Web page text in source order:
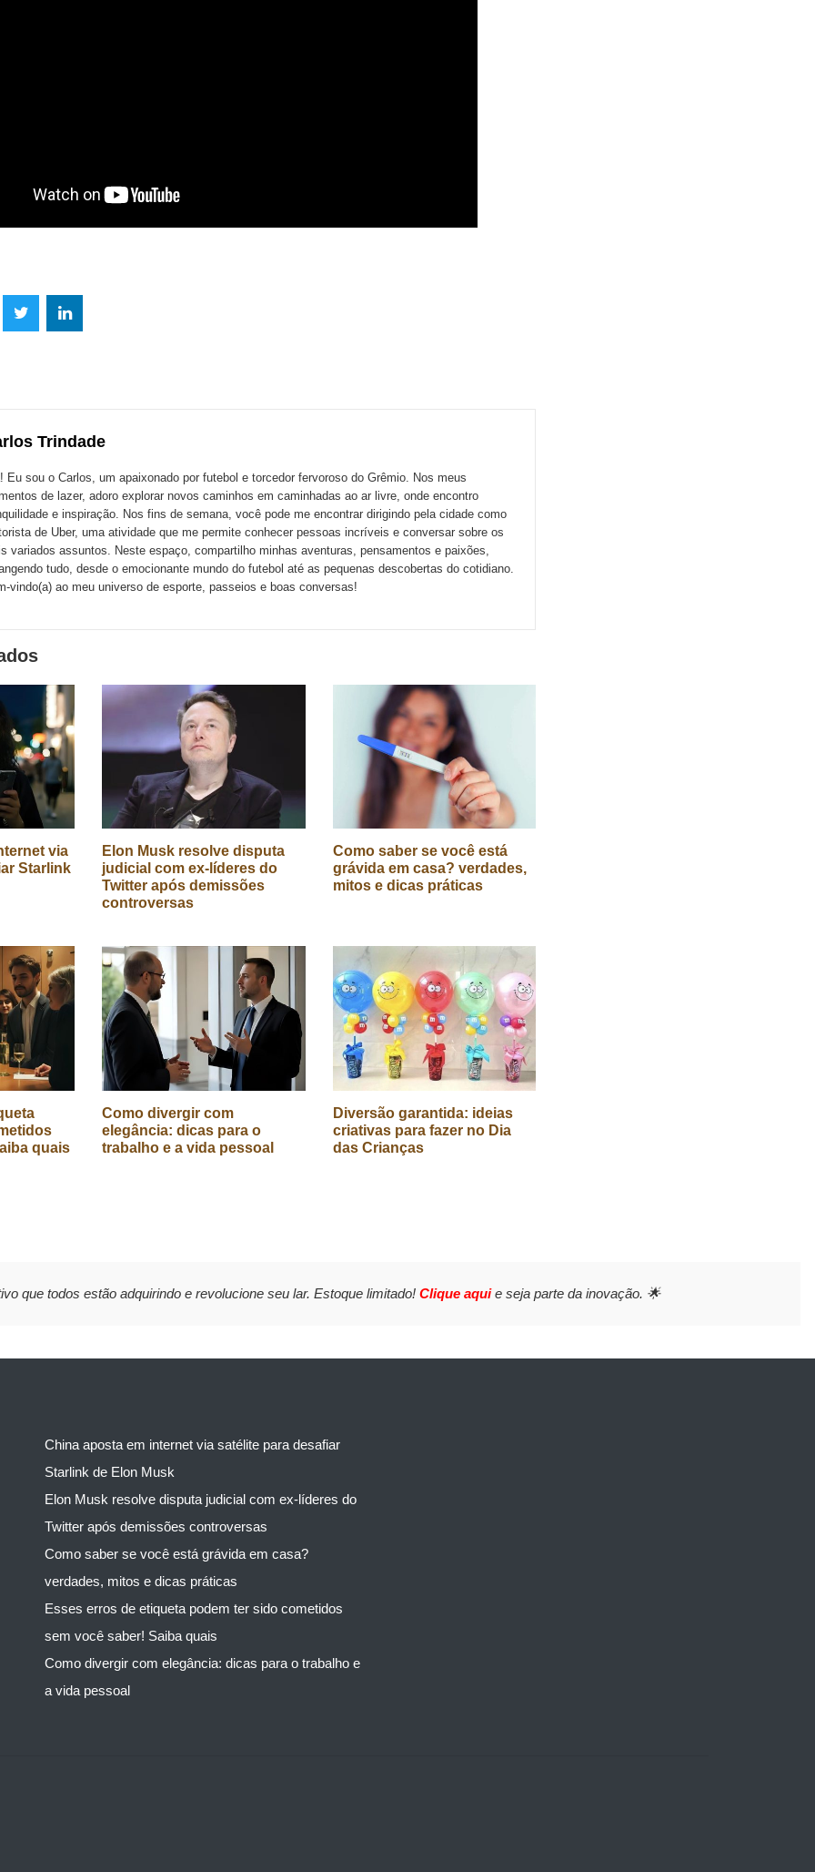
Trindade
Eu sou o Carlos, um apaixonado por futebol e torcedor fervoroso do Grêmio. Nos meus
de lazer, adoro explorar novos caminhos em caminhadas ao ar livre, onde encontro
e inspiração. Nos fins de semana, você pode me encontrar dirigindo pela cidade como
de Uber, uma atividade que me permite conhecer pessoas incríveis e conversar sobre os
variados assuntos. Neste espaço, compartilho minhas aventuras, pensamentos e paixões,
tudo, desde o emocionante mundo do futebol até as pequenas descobertas do cotidiano.
vindo(a) ao meu universo de esporte, passeios e boas conversas!
via
Starlink
Elon Musk resolve disputa
judicial com ex-líderes do
Twitter após demissões
controversas
Como saber se você está
grávida em casa? verdades,
mitos e dicas práticas
quais
Como divergir com
elegância: dicas para o
trabalho e a vida pessoal
Diversão garantida: ideias
criativas para fazer no Dia
das Crianças
que todos estão adquirindo e revolucione seu lar. Estoque limitado! Clique aquie seja parte da inovação. 🌟
China aposta em internet via satélite para desafiar
Starlink de Elon Musk
Elon Musk resolve disputa judicial com ex-líderes do
Twitter após demissões controversas
Como saber se você está grávida em casa?
verdades, mitos e dicas práticas
Esses erros de etiqueta podem ter sido cometidos
sem você saber! Saiba quais
Como divergir com elegância: dicas para o trabalho e
a vida pessoal